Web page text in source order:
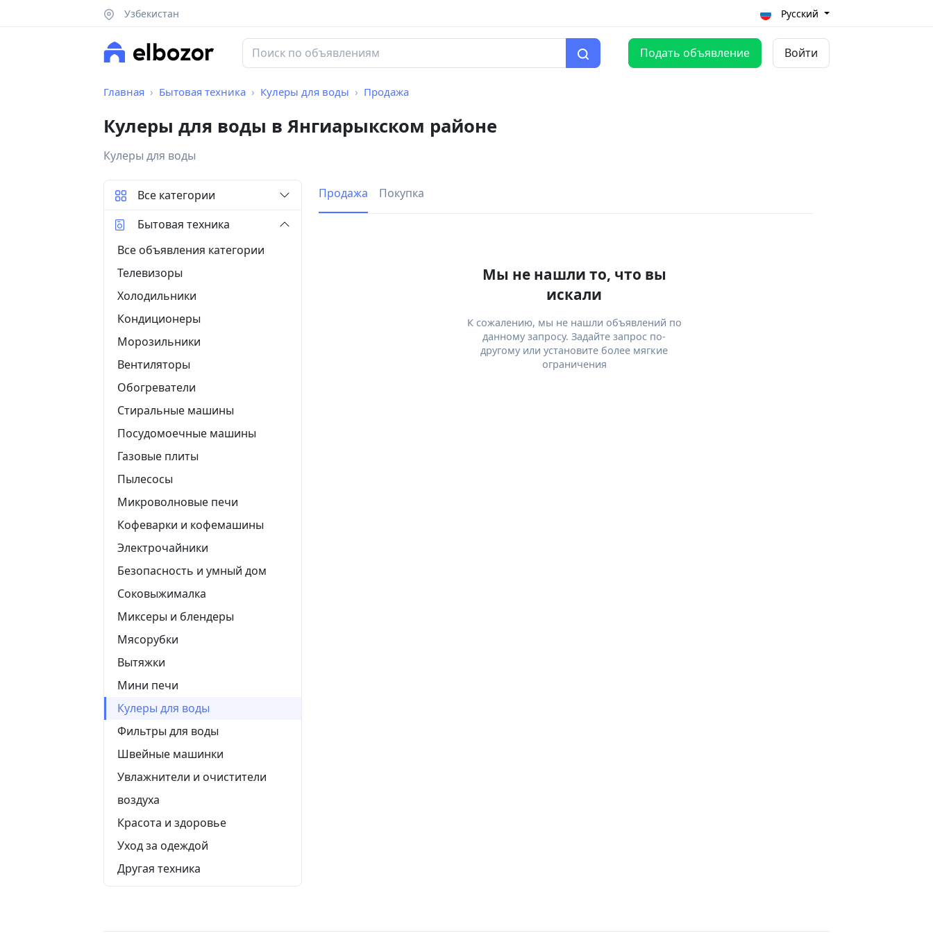
Узбекистан Русский
Подать объявление Войти
Главная Бытовая техника Кулеры для воды Продажа
Кулеры для воды в Янгиарыкском районе
Кулеры для воды
Продажа Покупка
Мы не нашли то, что вы
искали
К сожалению, мы не нашли объявлений по
данному запросу. Задайте запрос по-
другому или установите более мягкие
ограничения
Все категории
Бытовая техника
Все объявления категории
Телевизоры
Холодильники
Кондиционеры
Морозильники
Вентиляторы
Обогреватели
Стиральные машины
Посудомоечные машины
Газовые плиты
Пылесосы
Микроволновые печи
Кофеварки и кофемашины
Электрочайники
Безопасность и умный дом
Соковыжималка
Миксеры и блендеры
Мясорубки
Вытяжки
Мини печи
Кулеры для воды
Фильтры для воды
Швейные машинки
Увлажнители и очистители
воздуха
Красота и здоровье
Уход за одеждой
Другая техника